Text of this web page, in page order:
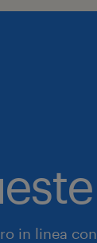
in linea con